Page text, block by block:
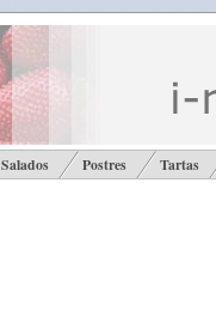
Salados Postres Tartas